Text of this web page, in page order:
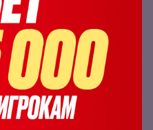
Коэффициент
1.56